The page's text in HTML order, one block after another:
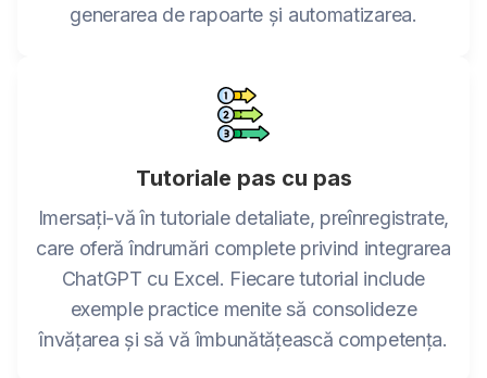
generarea de rapoarte și automatizarea.
Tutoriale pas cu pas
Imersați-vă în tutoriale detaliate, preînregistrate,
care oferă îndrumări complete privind integrarea
ChatGPT cu Excel. Fiecare tutorial include
exemple practice menite să consolideze
învățarea și să vă îmbunătățească competența.